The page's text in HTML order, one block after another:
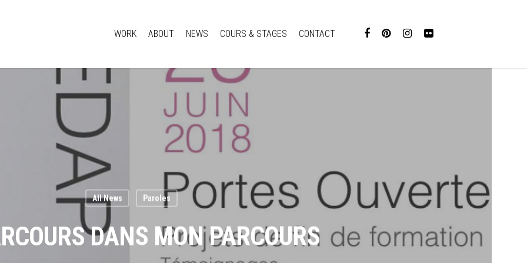
WORK ABOUT NEWS COURS & STAGES CONTACT
All News Paroles
DANS MON PARCOURS